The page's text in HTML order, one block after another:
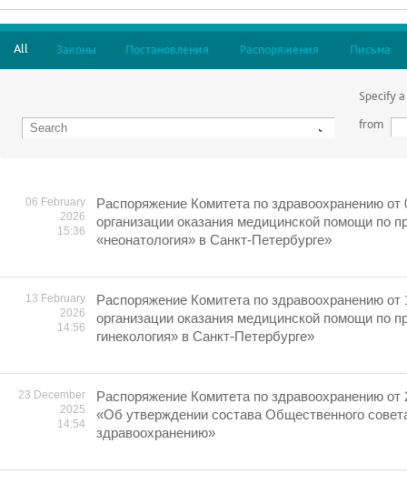
All Законы Постановления Распоряжения Письма
Specify
from
06 February
2026
15:36
Распоряжение Комитета по здравоохранению
организации оказания медицинской помощи по
«неонатология» в Санкт-Петербурге»
13 February
2026
14:56
Распоряжение Комитета по здравоохранению
организации оказания медицинской помощи по
гинекология» в Санкт-Петербурге»
23 December
2025
14:54
Распоряжение Комитета по здравоохранению
«Об утверждении состава Общественного
здравоохранению»